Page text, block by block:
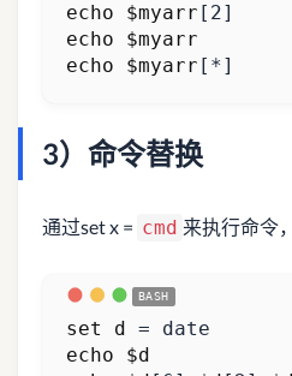
echo
$myarr [ 2]
echo
$myarr
echo
$myarr [ *]
3）命令替换
通过set x = cmd 来执行命令
set d =
echo
$d